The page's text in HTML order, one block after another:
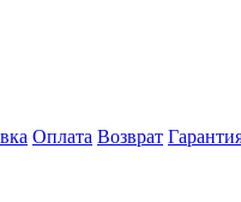
Оплата Возврат